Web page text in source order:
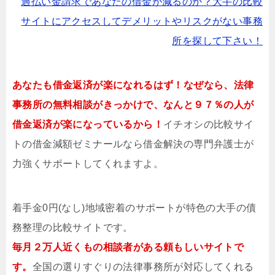
サイトにアクセスしてデメリットやリスクがない事務
所を探して下さい！
あなたも借金返済が楽になれるはず！なぜなら、法律
事務所の無料相談がきっかけで、なんと９７％の人が
借金返済が楽になっているから！ イチオシの比較サイ
トの借金減額ゼミナールなら借金解決の専門弁護士が
力強くサポートしてくれますよ。
着手金0円(なし)地域密着のサポートが特色の大手の債
務整理の比較サイトです。
毎月２万人近くもの相談者がある頼もしいサイトで
す。 全国の選りすぐりの法律事務所が対応してくれる